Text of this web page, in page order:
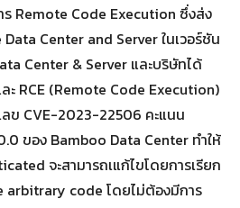
ร Remote Code Execution ซึ่งส่ง
Center and Server ในเวอร์ชัน
Center & Server และบริษัทได้
ะ RCE (Remote Code Execution)
ข CVE-2023-22506 คะแนน
ของ Bamboo Data Center ทำให้
จะสามารถเแก้ไขโดยการเรียก
arbitrary code โดยไม่ต้องมีการ